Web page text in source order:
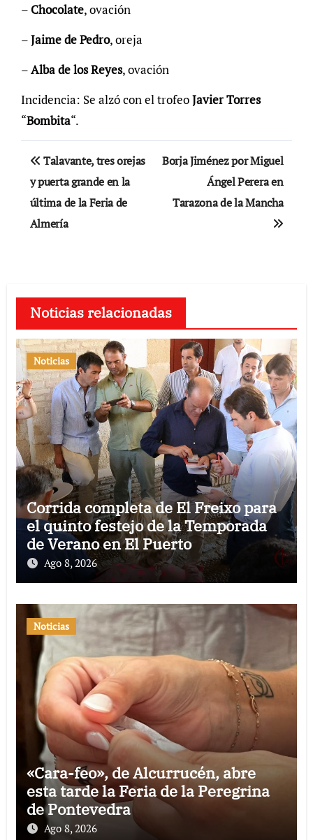
– Chocolate, ovación
–Jaime de Pedro, oreja
–Alba de los Reyes, ovación
Incidencia: Se alzó con el trofeoJavier Torres
“Bombita“.
Navegación
de
entradas
Talavante, tres orejas
y puerta grande en la
última de la Feria de
Almería
Borja Jiménez por Miguel
Ángel Perera en
Tarazona de la Mancha
Noticias relacionadas
Noticias
Corrida completa de El Freixo para
el quinto festejo de la Temporada
de Verano en El Puerto
Ago 8, 2026
Noticias
«Cara-feo», de Alcurrucén, abre
esta tarde la Feria de la Peregrina
de Pontevedra
Ago 8, 2026